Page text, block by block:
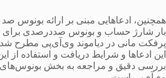
همچنین، ادعاهایی مبنی بر ارائه بونوس
بار شارژ حساب و بونوس صددرصدی برای
پرفکت مانی در دیاموند وی‌آی‌پی
این ادعاها و شرایط دریافت و استفاده از
بررسی دقیق و مراجعه به بخش بونوس‌های